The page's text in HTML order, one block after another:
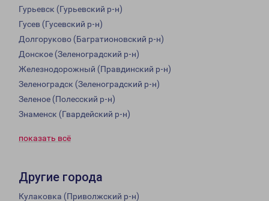
Гурьевск (Гурьевский р-н)
Гусев (Гусевский р-н)
Долгоруково (Багратионовский р-н)
Донское (Зеленоградский р-н)
Железнодорожный (Правдинский р-н)
Зеленоградск (Зеленоградский р-н)
Зеленое (Полесский р-н)
Знаменск (Гвардейский р-н)
показать всё
Другие города
Кулаковка (Приволжский р-н)